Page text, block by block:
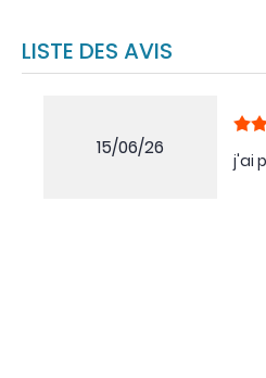
LISTE DES AVIS
15/06/26
j'ai